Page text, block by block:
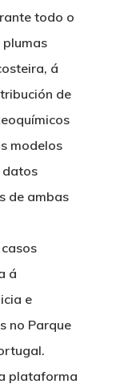
todo o
á
de
modelos
datos
de ambas
á
e
no Parque
plataforma